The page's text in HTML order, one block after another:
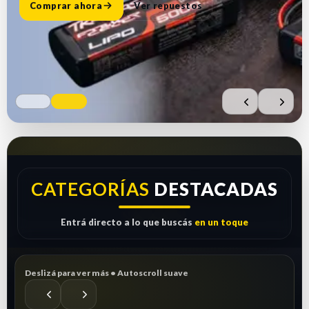
Comprar ahora Ver repuestos
CATEGORÍAS DESTACADAS
Entrá directo a lo que buscás en un toque
Deslizá para ver más • Autoscroll suave